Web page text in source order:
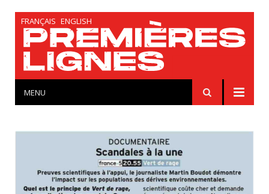
FRANÇAIS ENGLISH
MENU